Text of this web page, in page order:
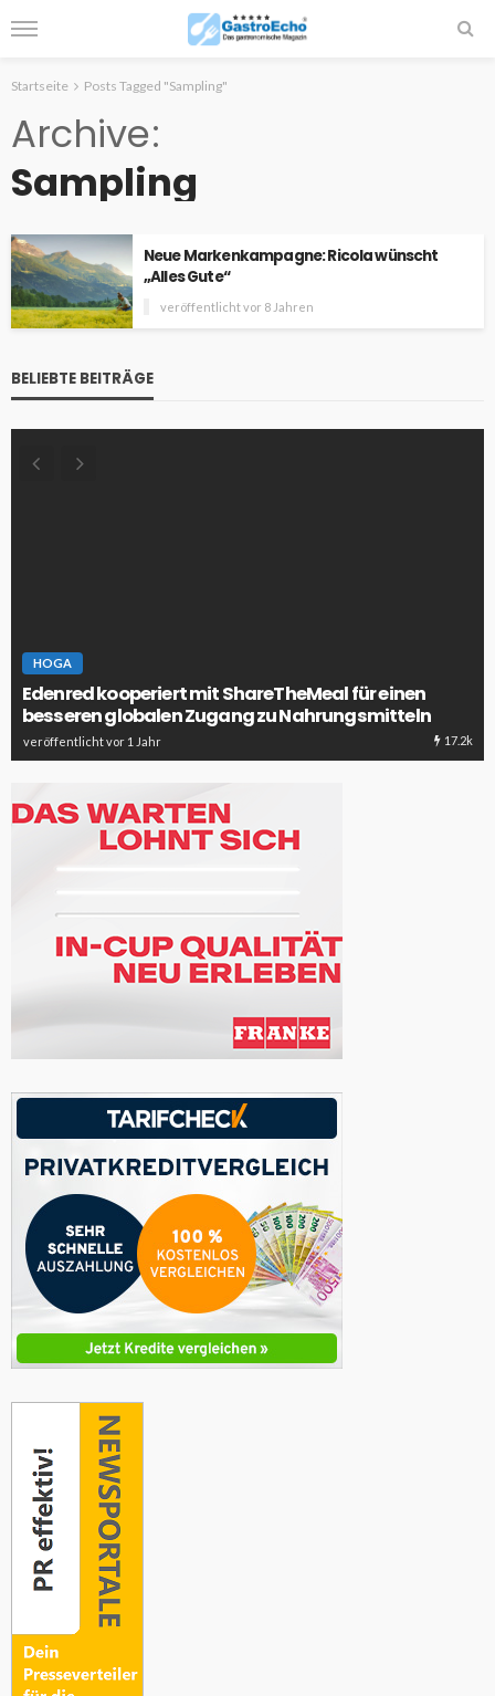
Startseite Posts Tagged "Sampling"
Archive
Sampling
Neue Markenkampagne: Ricola wünscht
„Alles Gute“
veröffentlicht vor 8 Jahren
BELIEBTE BEITRÄGE
HOGA
Edenred kooperiert mit ShareTheMeal für einen
besseren globalen Zugang zu Nahrungsmitteln
veröffentlicht vor 1 Jahr 17.2k